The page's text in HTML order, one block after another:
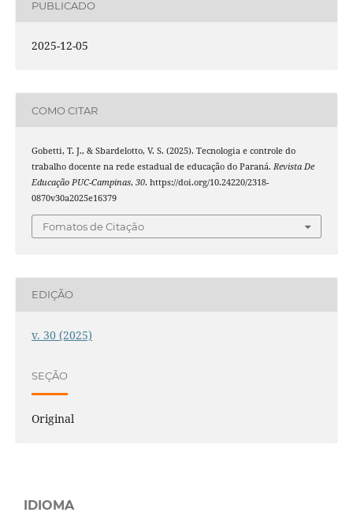
PUBLICADO
2025-12-05
COMO CITAR
Gobetti, T. J., & Sbardelotto, V. S. (2025). Tecnologia e controle do
trabalho docente na rede estadual de educação do Paraná. Revista De
Educação PUC-Campinas, 30. https://doi.org/10.24220/2318-
0870v30a2025e16379
Fomatos de Citação
EDIÇÃO
v. 30 (2025)
SEÇÃO
Original
IDIOMA